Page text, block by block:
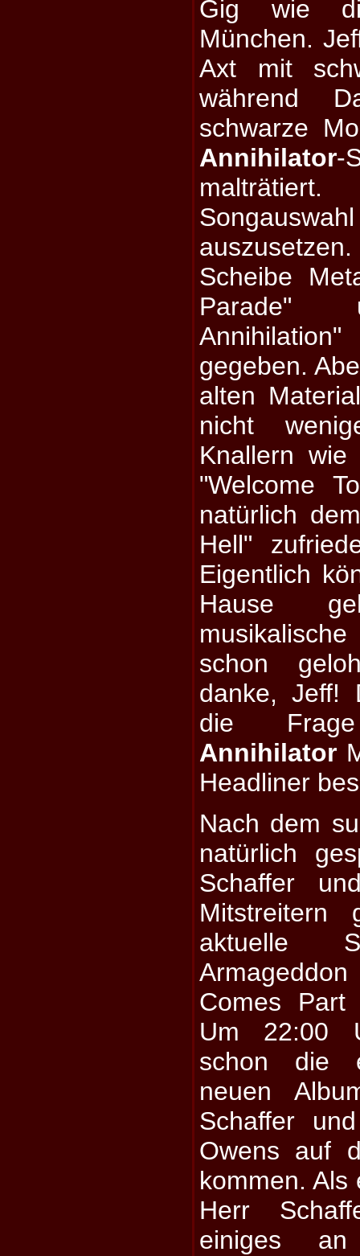
Gig wie
München.
Axt mit
während
schwarze
Annihilator-
Scheibe
Parade"
gegeben.
alten
nicht
Knallern wie
"Welcome
natürlich
Hell"
Eigentlich
Hause
schon
danke, Jeff!
die
Annihilator
Headliner
Nach dem
natürlich
Schaffer
Mitstreitern
aktuelle
Comes Part
Um 22:00
schon die
neuen
Schaffer
Owens auf
kommen. Als
Herr
einiges